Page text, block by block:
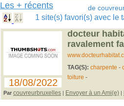
Les + récents de
1 site(s) favori(s) avec le
18/08/2022
docteur
ravalement
TAG(S): charpente -
toiture -
Par couvreurbruxelles | Envoyer à un Ami(e) |